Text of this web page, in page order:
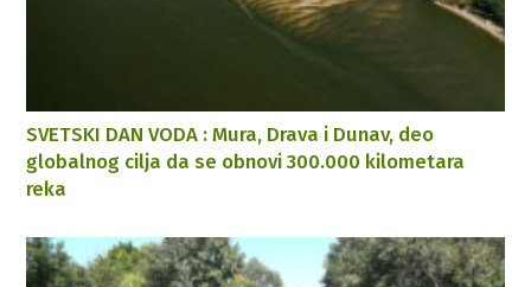
SVETSKI DAN VODA : Mura, Drava i Dunav, deo
globalnog cilja da se obnovi 300.000 kilometara
reka